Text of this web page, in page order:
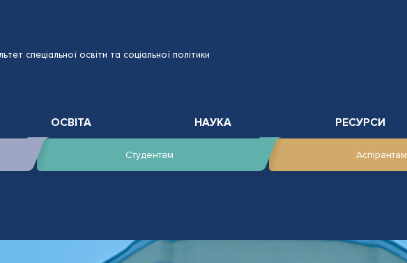
спеціальної освіти та соціальної політики
ОСВІТА НАУКА РЕСУРСИ
Студентам Аспірантам